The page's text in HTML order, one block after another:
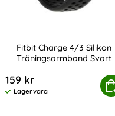
Fitbit Charge 4/3 Silikon
Träningsarmband Svart
159 kr
Tillgänglighet:
Lagervara
Charge 4/3 Silikon